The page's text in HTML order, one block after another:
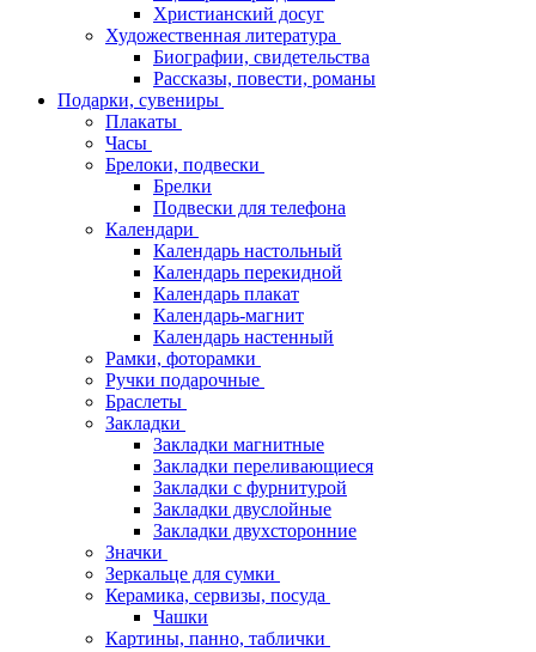
Христианский досуг
Художественная литература
Биографии, свидетельства
Рассказы, повести, романы
Подарки, сувениры
Плакаты
Часы
Брелоки, подвески
Брелки
Подвески для телефона
Календари
Календарь настольный
Календарь перекидной
Календарь плакат
Календарь-магнит
Календарь настенный
Рамки, фоторамки
Ручки подарочные
Браслеты
Закладки
Закладки магнитные
Закладки переливающиеся
Закладки с фурнитурой
Закладки двуслойные
Закладки двухсторонние
Значки
Зеркальце для сумки
Керамика, сервизы, посуда
Чашки
Картины, панно, таблички